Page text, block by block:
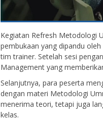
Kegiatan Refresh Metodologi
pembukaan yang dipandu
tim trainer. Setelah sesi
Management yang
Selanjutnya, para peserta
dengan materi Metodologi
menerima teori, tetapi juga
kelas.
NIP
GTK